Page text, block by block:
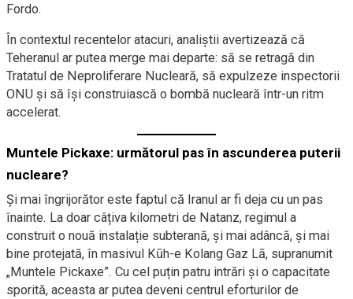
Fordo.
În contextul recentelor atacuri, analiștii avertizează că
Teheranul ar putea merge mai departe: să se retragă din
Tratatul de Neproliferare Nucleară, să expulzeze inspectorii
ONU și să își construiască o bombă nucleară într-un ritm
accelerat.
Muntele Pickaxe: următorul pas în ascunderea puterii
nucleare?
Și mai îngrijorător este faptul că Iranul ar fi deja cu un pas
înainte. La doar câțiva kilometri de Natanz, regimul a
construit o nouă instalație subterană, și mai adâncă, și mai
bine protejată, în masivul Kūh-e Kolang Gaz Lā, supranumit
„Muntele Pickaxe”. Cu cel puțin patru intrări și o capacitate
sporită, aceasta ar putea deveni centrul eforturilor de